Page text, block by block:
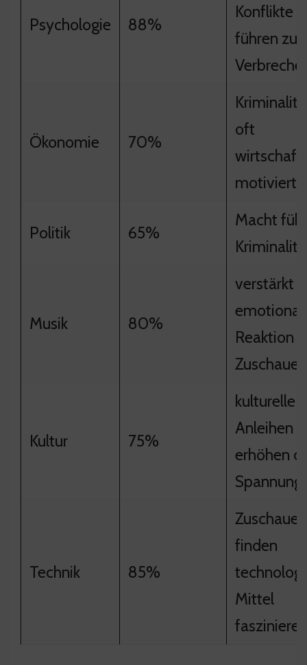
Psychologie 88%
Konflikte
führen zu
Ökonomie 70%
oft
motiviert
Politik 65%
Macht
Musik 80%
verstärkt
Reaktion
Zuschauer
Kultur 75%
kulturelle
Anleihen
erhöhen
Spannung
Technik 85%
Zuschauer
finden
Mittel